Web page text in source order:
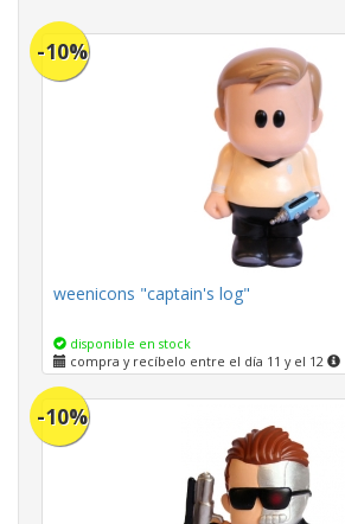
-10%
weenicons "captain's log"
disponible en stock
compra y recíbelo entre el día 11 y el 12
-10%